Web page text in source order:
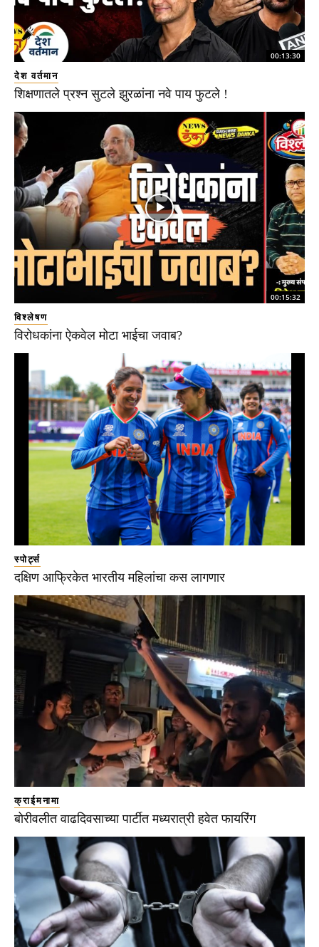
00:13:30
देश वर्तमान
शिक्षणातले प्रश्न सुटले झुरळांना नवे पाय फुटले !
00:15:32
विश्लेषण
विरोधकांना ऐकवेल मोटा भाईचा जवाब?
स्पोर्ट्स
दक्षिण आफ्रिकेत भारतीय महिलांचा कस लागणार
क्राईमनामा
बोरीवलीत वाढदिवसाच्या पार्टीत मध्यरात्री हवेत फायरिंग